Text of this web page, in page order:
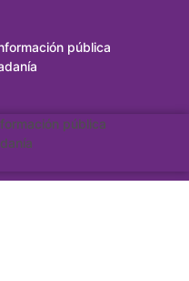
pública
pública